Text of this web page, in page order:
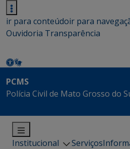
ir para conteúdoir para
Ouvidoria Transparência
PCMS
Polícia Civil de Mato Grosso do
Institucional Serviços